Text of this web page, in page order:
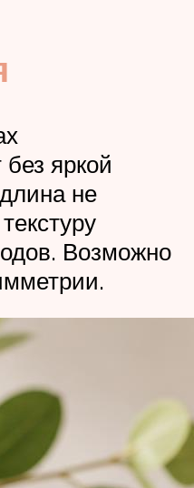
яркой
не
Возможно